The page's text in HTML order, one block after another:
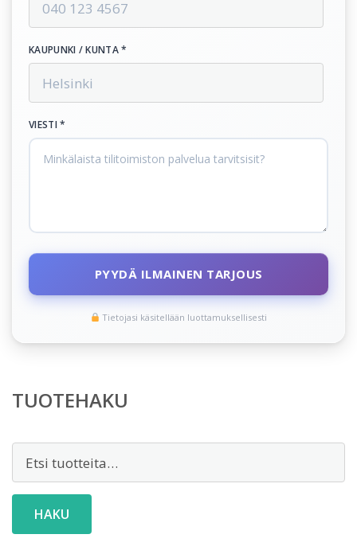
KAUPUNKI / KUNTA *
VIESTI *
PYYDÄ ILMAINEN TARJOUS
Tietojasi käsitellään luottamuksellisesti
TUOTEHAKU
HAKU